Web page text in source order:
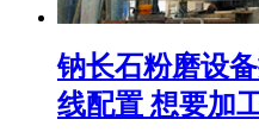
钠长石粉磨设
线配置 想要加